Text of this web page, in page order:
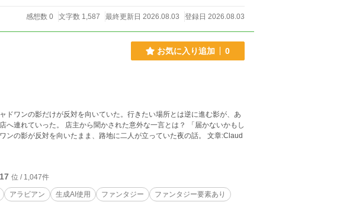
感想数 0 文字数 1,587 最終更新日 2026.08.03 登録日 2026.08.03
お気に入り追加 0
ドワンの影だけが反対を向いていた。行きたい場所とは逆に進む影が、あ
へ連れていった。 店主から聞かされた意外な一言とは？ 「届かないかもし
ンの影が反対を向いたまま、路地に二人が立っていた夜の話。 文章:Claud
17 位 / 1,047件
アラビアン 生成AI使用 ファンタジー ファンタジー要素あり